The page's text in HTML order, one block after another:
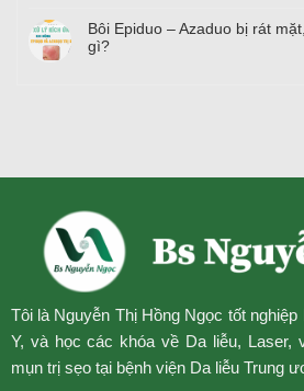
Bôi Epiduo – Azaduo bị rát
gì?
Tôi là Nguyễn Thị Hồng Ngọc tốt
Y, và học các khóa về Da liễu, Laser,
mụn trị sẹo tại bệnh viện Da liễu Trung